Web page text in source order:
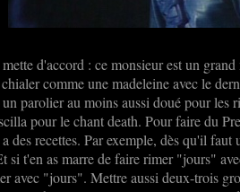
d'accord : ce monsieur est un
comme une madeleine avec le
parolier au moins aussi doué pour les
pour le chant death. Pour faire du
des recettes. Par exemple, dès qu'il faut
si t'en as marre de faire rimer "jours"
avec "jours". Mettre aussi deux-trois